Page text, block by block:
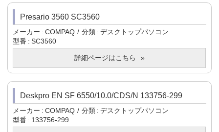
Presario 3560 SC3560
メーカー COMPAQ 分類
デスクトップパソコン
型番
SC3560
詳細ページはこちら
Deskpro EN SF 6550/10.0/CDS/N 133756-299
メーカー COMPAQ 分類
デスクトップパソコン
型番
133756-299